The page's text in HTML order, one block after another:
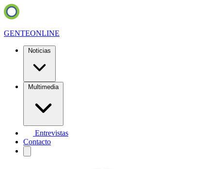
GENTEONLINE
Noticias
Multimedia
Entrevistas
Contacto